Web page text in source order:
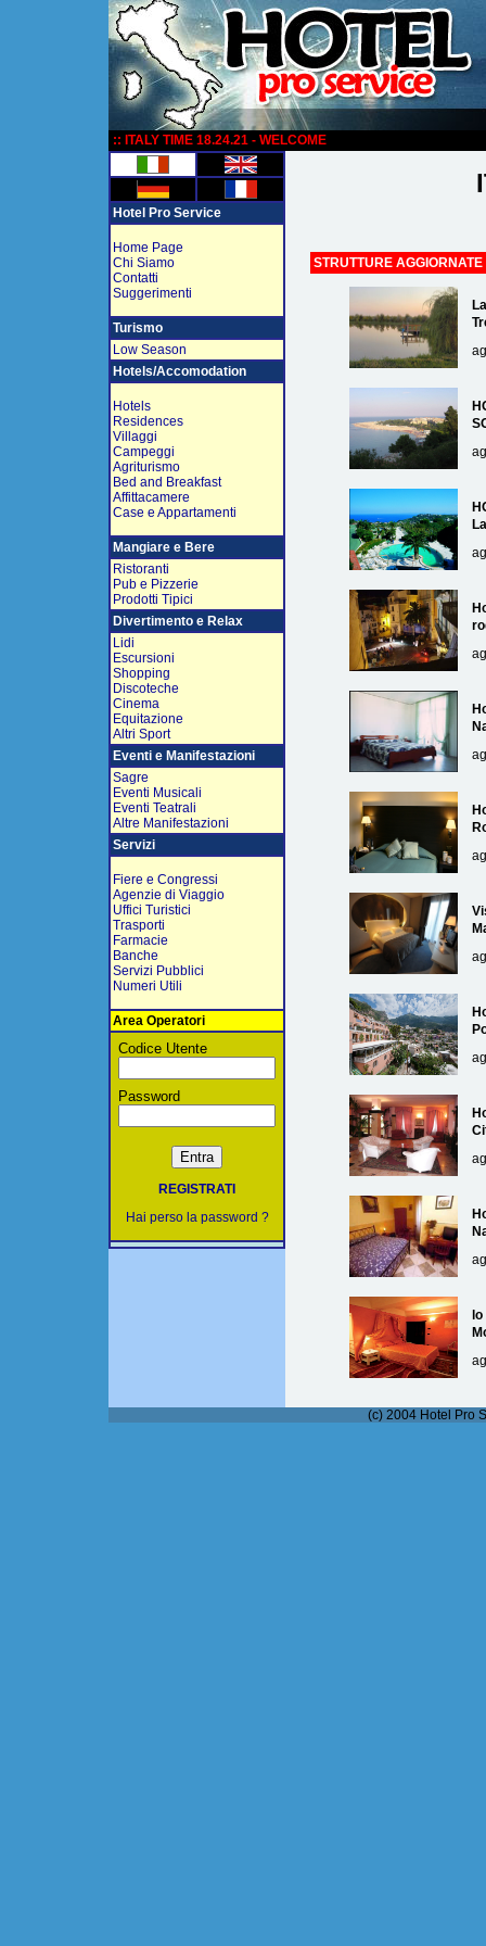
:: ITALY TIME 18.24.21 - WELCOME
Hotel Pro Service
Home Page
Chi Siamo
Contatti
Suggerimenti
Turismo
Low Season
Hotels/Accomodation
Hotels
Residences
Villaggi
Campeggi
Agriturismo
Bed and Breakfast
Affittacamere
Case e Appartamenti
Mangiare e Bere
Ristoranti
Pub e Pizzerie
Prodotti Tipici
Divertimento e Relax
Lidi
Escursioni
Shopping
Discoteche
Cinema
Equitazione
Altri Sport
Eventi e Manifestazioni
Sagre
Eventi Musicali
Eventi Teatrali
Altre Manifestazioni
Servizi
Fiere e Congressi
Agenzie di Viaggio
Uffici Turistici
Trasporti
Farmacie
Banche
Servizi Pubblici
Numeri Utili
Area Operatori
Codice Utente
Password
REGISTRATI
Hai perso la password ?
STRUTTURE
(c) 2004 Hotel Pro